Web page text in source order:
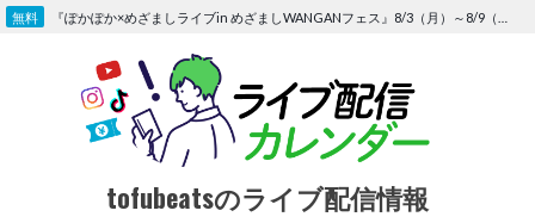
Skip
tofubeatsのライブ配信情報